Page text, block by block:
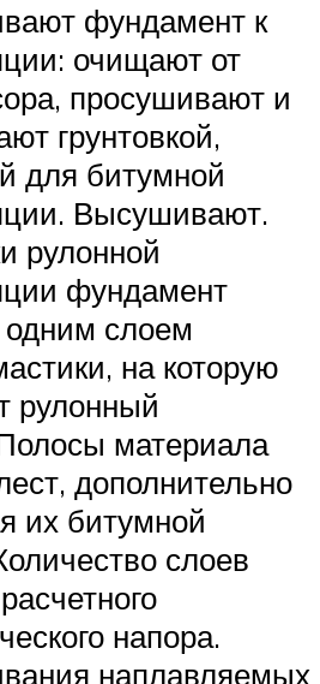
фундамент к
очищают от
просушивают и
грунтовкой,
для битумной
Высушивают.
рулонной
фундамент
слоем
на которую
рулонный
материала
дополнительно
их битумной
слоев
напора.
наплавляемых